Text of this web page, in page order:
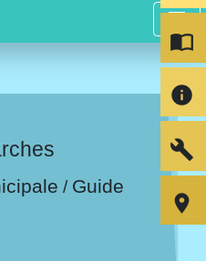
menu
/ Guide
import_contacts
info
build
room